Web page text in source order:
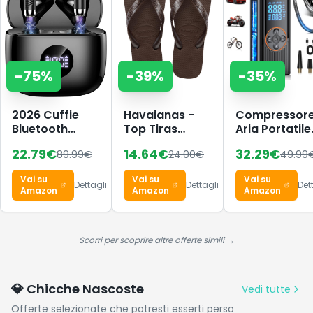
-75%
2026 Cuffie
Bluetooth
Bluetooth 5.4,
HiFi Stereo
Cuffie Wireless
22.79€89.99€
Vai su
Amazon
Dettagli
-39%
Havaianas -
Top Tiras
Infradito
14.64€24.00€
Vai su
Amazon
Dettagli
-35%
Aria Portatile
8000mAh,
150PSI
per
Doppia
Spegnimento
Automatico
32.29€49.99
Vai su
Amazon
Scorri per scoprire altre offerte simili →
💎 Chicche Nascoste
Vedi tutte
Offerte selezionate che potresti esserti perso